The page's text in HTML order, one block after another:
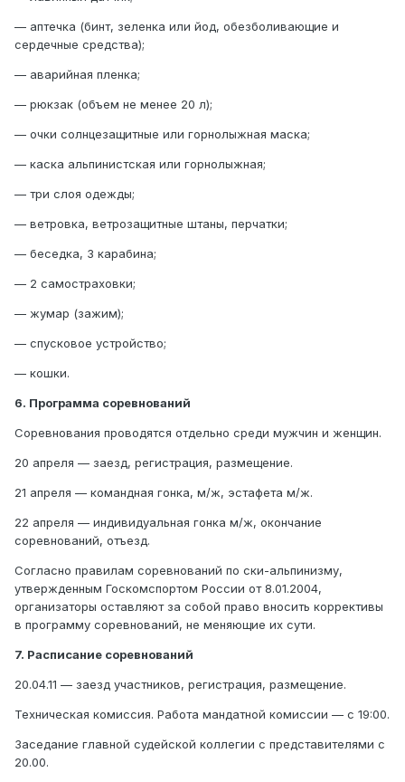
— аптечка (бинт, зеленка или йод, обезболивающие и
сердечные средства);
— аварийная пленка;
— рюкзак (объем не менее 20 л);
— очки солнцезащитные или горнолыжная маска;
— каска альпинистская или горнолыжная;
— три слоя одежды;
— ветровка, ветрозащитные штаны, перчатки;
— беседка, 3 карабина;
— 2 самостраховки;
— жумар (зажим);
— спусковое устройство;
— кошки.
6. Программа соревнований
Соревнования проводятся отдельно среди мужчин и женщин.
20 апреля — заезд, регистрация, размещение.
21 апреля — командная гонка, м/ж, эстафета м/ж.
22 апреля — индивидуальная гонка м/ж, окончание
соревнований, отъезд.
Согласно правилам соревнований по ски-альпинизму,
утвержденным Госкомспортом России от 8.01.2004,
организаторы оставляют за собой право вносить коррективы
в программу соревнований, не меняющие их сути.
7. Расписание соревнований
20.04.11 — заезд участников, регистрация, размещение.
Техническая комиссия. Работа мандатной комиссии — с 19:00.
Заседание главной судейской коллегии с представителями с
20.00.